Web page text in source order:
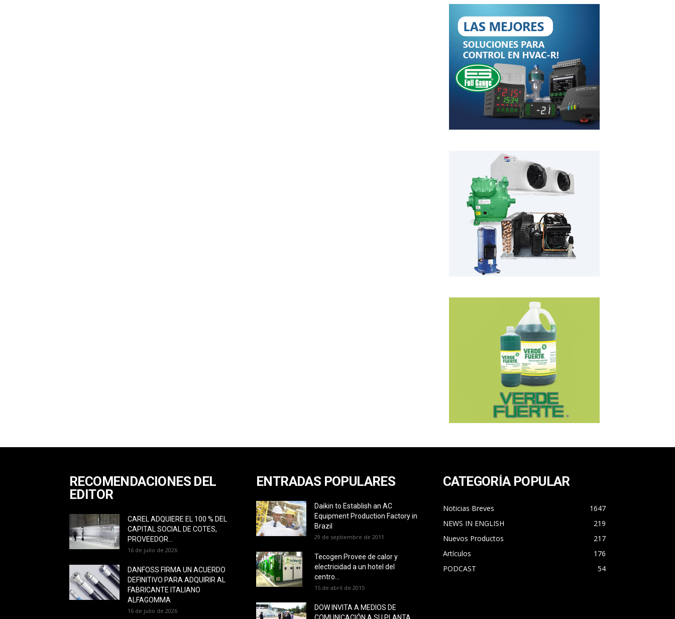
RECOMENDACIONES DEL
EDITOR
CAREL ADQUIERE EL 100 % DEL
CAPITAL SOCIAL DE COTES,
PROVEEDOR...
16 de julio de 2026
DANFOSS FIRMA UN ACUERDO
DEFINITIVO PARA ADQUIRIR AL
FABRICANTE ITALIANO
ALFAGOMMA
16 de julio de 2026
ENTRADAS POPULARES
Daikin to Establish an AC
Equipment Production Factory in
Brazil
29 de septiembre de 2011
Tecogen Provee de calor y
electricidad a un hotel del
centro...
15 de abril de 2015
DOW INVITA A MEDIOS DE
CATEGORÍA POPULAR
Noticias Breves
1647
NEWS IN ENGLISH
219
Nuevos Productos
217
Artículos
176
PODCAST
54